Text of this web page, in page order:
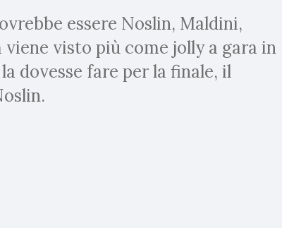
essere Noslin, Maldini,
viene visto più come jolly a gara in
dovesse fare per la finale, il